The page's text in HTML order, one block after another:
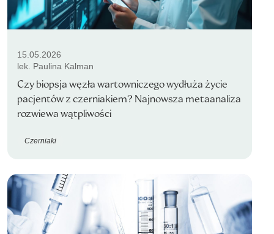
15.05.2026
lek. Paulina Kalman
Czy biopsja węzła wartowniczego wydłuża życie
pacjentów z czerniakiem? Najnowsza metaanaliza
rozwiewa wątpliwości
Czerniaki